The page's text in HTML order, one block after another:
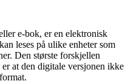
e-bok, er en elektronisk
leses på ulike enheter som
Den største forskjellen
at den digitale versjonen ikke